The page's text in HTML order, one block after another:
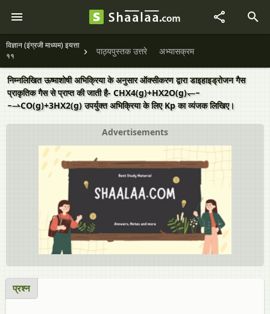
विज्ञान (इंग्रजी माध्यम) इयत्ता
११
पाठ्यपुस्तक उत्तरे अभ्यासक्रम
निम्नलिखित ऊष्माशोषी अभिक्रिया के अनुसार ऑक्सीकरण द्वारा डाइहाइड्रोजन गैस
प्राकृतिक गैस से प्राप्त की जाती है- CHX4(g)+HX2O(g)↽−
−⇀CO(g)+3HX2(g) उपर्युक्त अभिक्रिया के लिए Kp का व्यंजक लिखिए।
Advertisements
प्रश्न